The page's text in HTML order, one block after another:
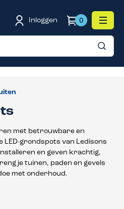
Inloggen
0
met betrouwbare en
grondspots van Ledisons
en geven krachtig,
je tuinen, paden en gevels
met onderhoud.